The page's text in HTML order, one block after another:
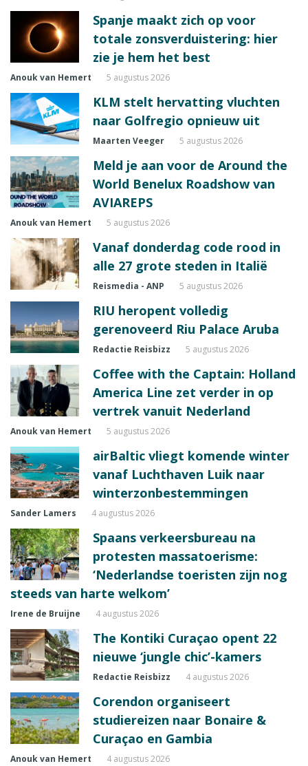
Spanje maakt zich op voor
totale zonsverduistering: hier
zie je hem het best
Anouk van Hemert 5 augustus 2026
KLM stelt hervatting vluchten
naar Golfregio opnieuw uit
Maarten Veeger 5 augustus 2026
Meld je aan voor de Around the
World Benelux Roadshow van
AVIAREPS
Anouk van Hemert 5 augustus 2026
Vanaf donderdag code rood in
alle 27 grote steden in Italië
Reismedia - ANP 5 augustus 2026
RIU heropent volledig
gerenoveerd Riu Palace Aruba
Redactie Reisbizz 5 augustus 2026
Coffee with the Captain: Holland
America Line zet verder in op
vertrek vanuit Nederland
Anouk van Hemert 5 augustus 2026
airBaltic vliegt komende winter
vanaf Luchthaven Luik naar
winterzonbestemmingen
Sander Lamers 4 augustus 2026
Spaans verkeersbureau na
protesten massatoerisme:
‘Nederlandse toeristen zijn nog
steeds van harte welkom’
Irene de Bruijne 4 augustus 2026
The Kontiki Curaçao opent 22
nieuwe ‘jungle chic’-kamers
Redactie Reisbizz 4 augustus 2026
Corendon organiseert
studiereizen naar Bonaire &
Curaçao en Gambia
Anouk van Hemert 4 augustus 2026